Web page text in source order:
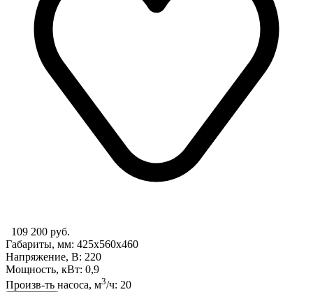
109 200 руб.
Габариты, мм: 425x560x460
Напряжение, В: 220
Мощность, кВт: 0,9
Произв-ть насоса, м3/ч: 20